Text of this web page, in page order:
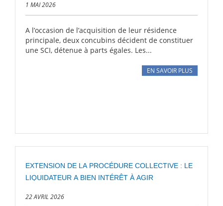
1 MAI 2026
A l’occasion de l’acquisition de leur résidence
principale, deux concubins décident de constituer
une SCI, détenue à parts égales. Les...
EN SAVOIR PLUS
EXTENSION DE LA PROCÉDURE COLLECTIVE : LE
LIQUIDATEUR A BIEN INTÉRÊT À AGIR
22 AVRIL 2026